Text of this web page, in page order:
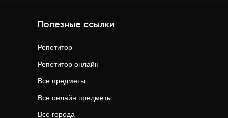
Полезные ссылки
Репетитор
Репетитор онлайн
Все предметы
Все онлайн предметы
Все города